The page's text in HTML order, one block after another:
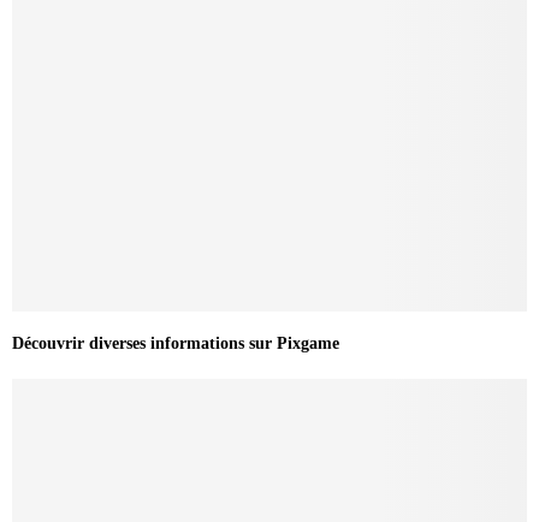
Découvrir diverses informations sur Pixgame